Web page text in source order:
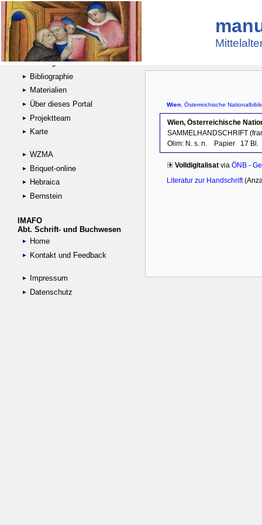
Suche
Handschriftensammlungen
Digitalisierte Handschriften
Kataloge
Bibliographie
Materialien
Über dieses Portal
Projektteam
Karte
WZMA
Briquet-online
Hebraica
Bernstein
IMAFO
Abt. Schrift- und Buchwesen
Home
Kontakt und Feedback
Impressum
Datenschutz